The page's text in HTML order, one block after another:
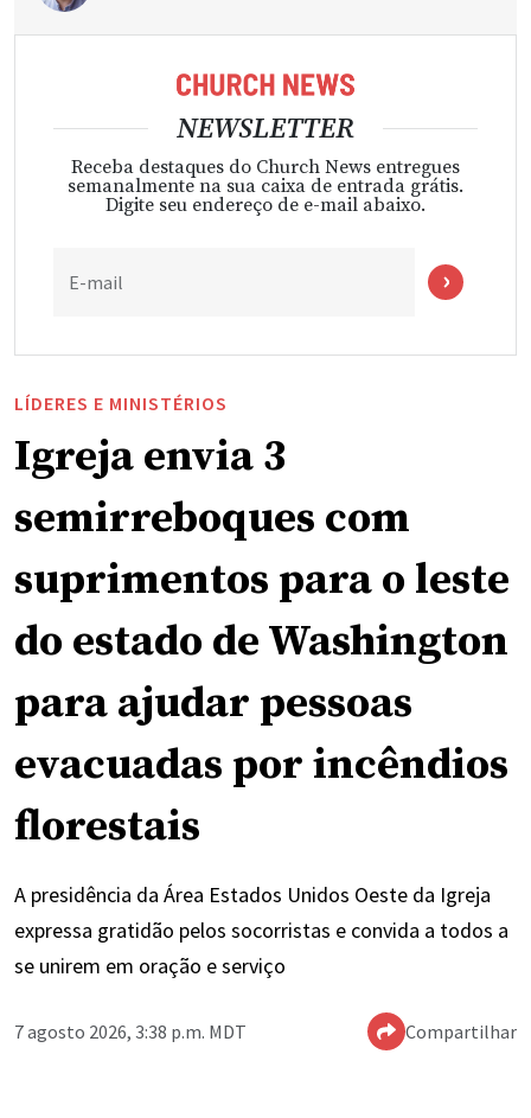
NEWSLETTER
Receba destaques do Church News entregues
semanalmente na sua caixa de entrada grátis.
Digite seu endereço de e-mail abaixo.
E-mail
LÍDERES E MINISTÉRIOS
Igreja envia 3
semirreboques com
suprimentos para o leste
do estado de Washington
para ajudar pessoas
evacuadas por incêndios
florestais
A presidência da Área Estados Unidos Oeste da Igreja
expressa gratidão pelos socorristas e convida a todos a
se unirem em oração e serviço
7 agosto 2026, 3:38 p.m. MDT Compartilhar